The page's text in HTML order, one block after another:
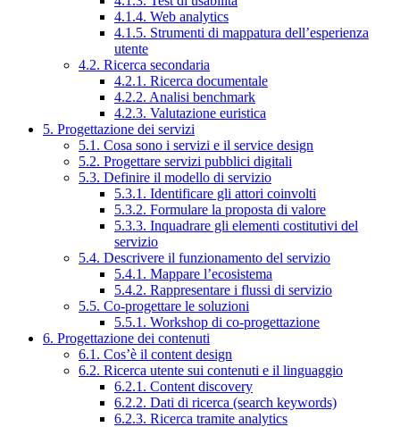
4.1.4. Web analytics
4.1.5. Strumenti di mappatura dell’esperienza
utente
4.2. Ricerca secondaria
4.2.1. Ricerca documentale
4.2.2. Analisi benchmark
4.2.3. Valutazione euristica
5. Progettazione dei servizi
5.1. Cosa sono i servizi e il service design
5.2. Progettare servizi pubblici digitali
5.3. Definire il modello di servizio
5.3.1. Identificare gli attori coinvolti
5.3.2. Formulare la proposta di valore
5.3.3. Inquadrare gli elementi costitutivi del
servizio
5.4. Descrivere il funzionamento del servizio
5.4.1. Mappare l’ecosistema
5.4.2. Rappresentare i flussi di servizio
5.5. Co-progettare le soluzioni
5.5.1. Workshop di co-progettazione
6. Progettazione dei contenuti
6.1. Cos’è il content design
6.2. Ricerca utente sui contenuti e il linguaggio
6.2.1. Content discovery
6.2.2. Dati di ricerca (search keywords)
6.2.3. Ricerca tramite analytics